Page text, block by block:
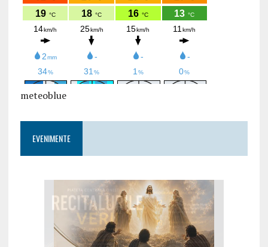
meteoblue
EVENIMENTE